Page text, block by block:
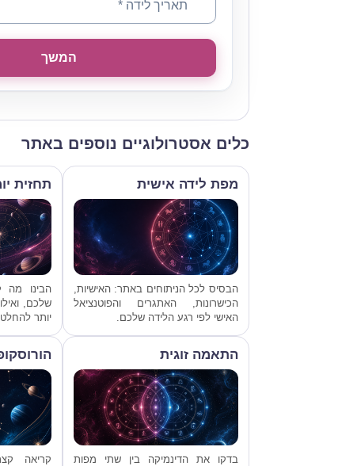
המשך
כלים אסטרולוגיים נוספים באתר
מפת לידה אישית
הבסיס לכל הניתוחים באתר: האישיות,
הכישרונות, האתגרים והפוטנציאל
האישי לפי רגע הלידה שלכם.
תחזית
הבינו מה
שלכם,
יותר
התאמה זוגית
בדקו את הדינמיקה בין שתי מפות קריאה